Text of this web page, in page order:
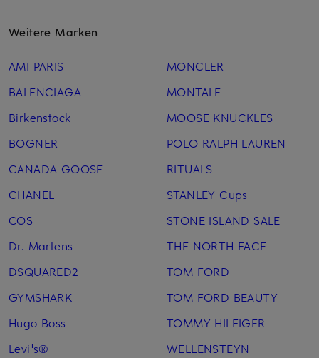
Weitere Marken
AMI PARIS
BALENCIAGA
Birkenstock
BOGNER
CANADA GOOSE
CHANEL
COS
Dr. Martens
DSQUARED2
GYMSHARK
Hugo Boss
Levi's®
MONCLER
MONTALE
MOOSE KNUCKLES
POLO RALPH LAUREN
RITUALS
STANLEY Cups
STONE ISLAND SALE
THE NORTH FACE
TOM FORD
TOM FORD BEAUTY
TOMMY HILFIGER
WELLENSTEYN